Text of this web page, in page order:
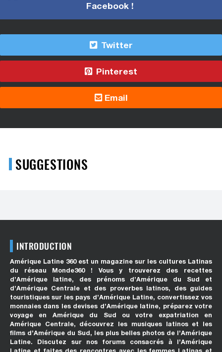
Facebook !
Twitter
Pinterest
Email
SUGGESTIONS
INTRODUCTION
Amérique Latine 360 est un magazine sur les cultures Latinas
du réseau Monde360 ! Vous y trouverez des recettes
d’Amérique latine, des prénoms d’Amérique du Sud et
d’Amérique Centrale et des proverbes latinos, des guides
touristiques sur les pays d’Amérique Latine, convertissez vos
monnaies dans les devises d’Amérique latine, préparez votre
voyage en Amérique du Sud ou votre expatriation en
Amérique Centrale, découvrez les musiques latinos et les
films d’Amérique du Sud, les plus belles photos de l’Amérique
Latine. Discutez sur nos forums consacrés à l’Amérique